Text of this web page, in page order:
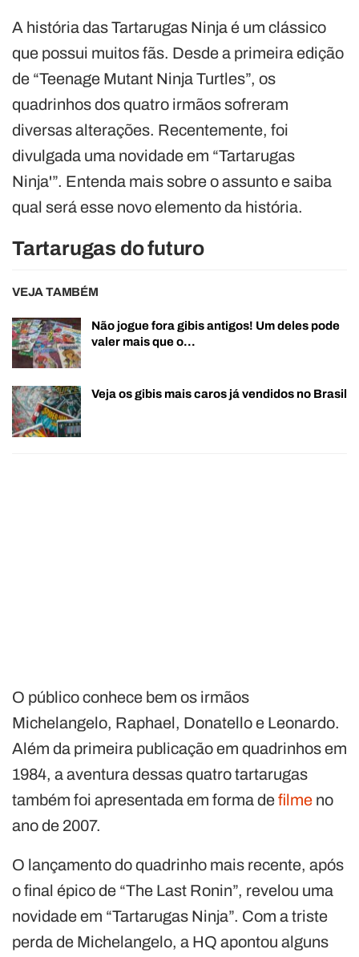
A história das Tartarugas Ninja é um clássico
que possui muitos fãs. Desde a primeira edição
de “Teenage Mutant Ninja Turtles”, os
quadrinhos dos quatro irmãos sofreram
diversas alterações. Recentemente, foi
divulgada uma novidade em “Tartarugas
Ninja'”. Entenda mais sobre o assunto e saiba
qual será esse novo elemento da história.
Tartarugas do futuro
VEJA TAMBÉM
Não jogue fora gibis antigos! Um deles pode
valer mais que o…
Veja os gibis mais caros já vendidos no Brasil
O público conhece bem os irmãos
Michelangelo, Raphael, Donatello e Leonardo.
Além da primeira publicação em quadrinhos em
1984, a aventura dessas quatro tartarugas
também foi apresentada em forma defilme no
ano de 2007.
O lançamento do quadrinho mais recente, após
o final épico de “The Last Ronin”, revelou uma
novidade em “Tartarugas Ninja”. Com a triste
perda de Michelangelo, a HQ apontou alguns